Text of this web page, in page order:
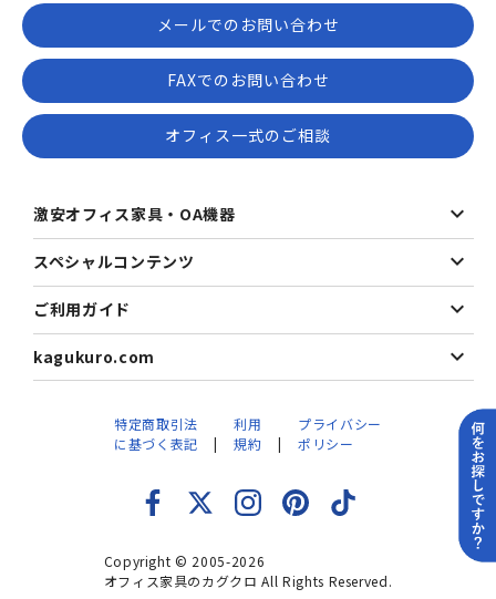
メールでのお問い合わせ
FAXでのお問い合わせ
オフィス一式のご相談
激安オフィス家具・OA機器
スペシャルコンテンツ
ご利用ガイド
kagukuro.com
Copyright © 2005-2026
オフィス家具のカグクロ All Rights Reserved.
特定商取引法
に基づく表記
利用
規約
プライバシー
ポリシー